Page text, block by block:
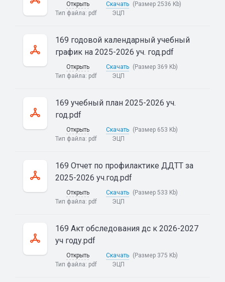
Открыть Скачать (Размер 2536 Kb)
Тип файла: pdf ЭЦП
169 годовой календарный учебный
график на 2025-2026 уч. год.pdf
Открыть Скачать (Размер 369 Kb)
Тип файла: pdf ЭЦП
169 учебный план 2025-2026 уч.
год.pdf
Открыть Скачать (Размер 653 Kb)
Тип файла: pdf ЭЦП
169 Отчет по профилактике ДДТТ за
2025-2026 уч.год.pdf
Открыть Скачать (Размер 533 Kb)
Тип файла: pdf ЭЦП
169 Акт обследования дс к 2026-2027
уч году.pdf
Открыть Скачать (Размер 375 Kb)
Тип файла: pdf ЭЦП